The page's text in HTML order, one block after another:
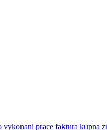
vykonani prace faktura kupna